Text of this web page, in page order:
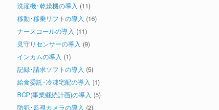
洗濯機･乾燥機の導入 (11)
移動･移乗リフトの導入 (16)
ナースコールの導入 (11)
見守りセンサーの導入 (9)
インカムの導入 (1)
記録･請求ソフトの導入 (5)
給食委託･冷凍宅配の導入 (1)
BCP(事業継続計画)の導入 (5)
防犯･監視カメラの導入 (2)